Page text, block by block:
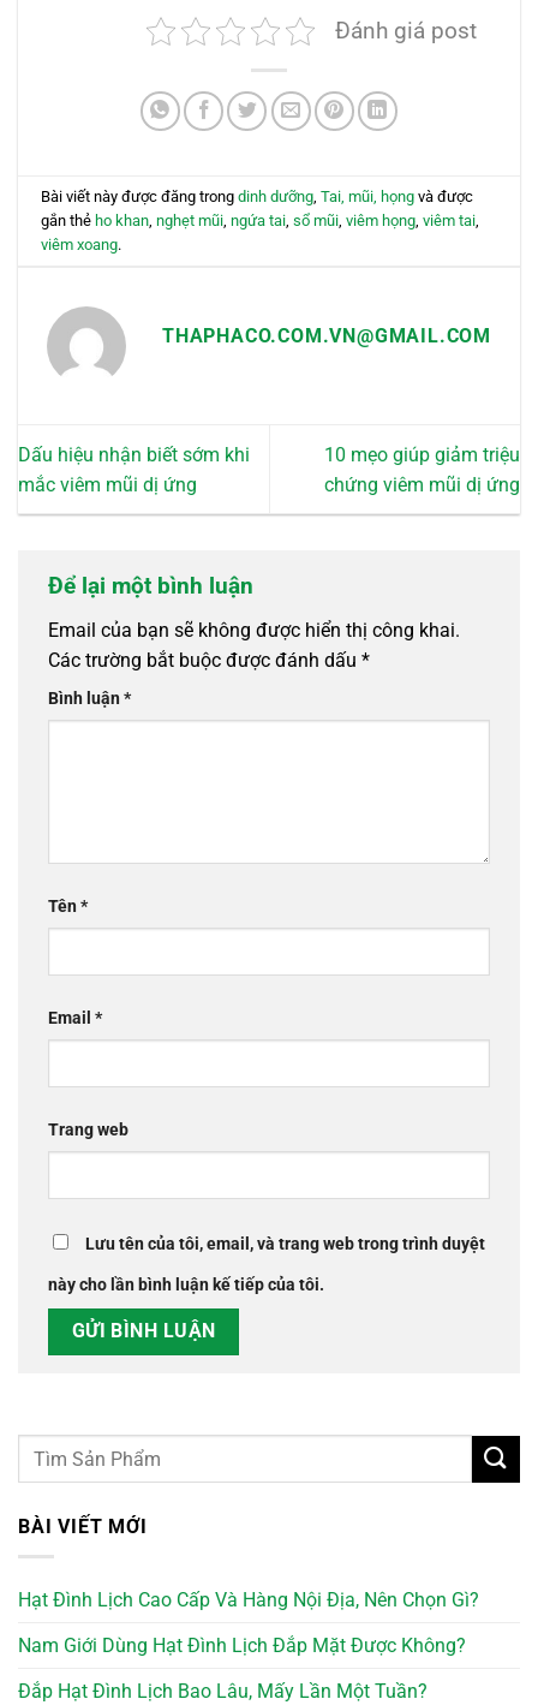
Đánh giá post
Bài viết này được đăng trongdinh dưỡng ,Tai, mũi, họng và được
gắn thẻ ho khan ,nghẹt mũi ,ngứa tai ,sổ mũi ,viêm họng ,viêm tai
viêm xoang.
THAPHACO.COM.VN@GMAIL.COM
Dấu hiệu nhận biết sớm khi
mắc viêm mũi dị ứng
10 mẹo giúp giảm triệu
chứng viêm mũi dị ứng
Để lại một bình luận
Email của bạn sẽ không được hiển thị công khai.
Các trường bắt buộc được đánh dấu *
Bình luận*
Tên*
Email *
Trang web
Lưu tên của tôi, email, và trang web trong trình duyệt
này cho lần bình luận kế tiếp của tôi.
BÀI VIẾT MỚI
Hạt Đình Lịch Cao Cấp Và Hàng Nội Địa, Nên Chọn Gì?
Nam Giới Dùng Hạt Đình Lịch Đắp Mặt Được Không?
Đắp Hạt Đình Lịch Bao Lâu, Mấy Lần Một Tuần?